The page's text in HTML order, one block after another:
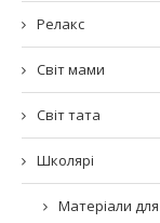
Релакс
Світ мами
Світ тата
Школярі
Матеріали